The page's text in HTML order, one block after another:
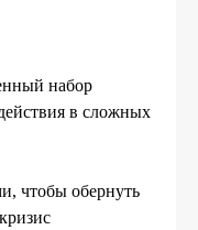
набор
в сложных
чтобы обернуть